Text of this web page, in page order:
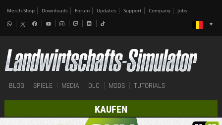
Merch-Shop Downloads Forum Updates Support Company Jobs
BLOG SPIELE MEDIA DLC MODS TUTORIALS
KAUFEN